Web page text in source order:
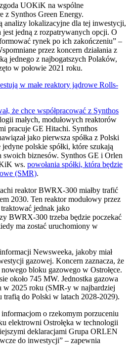
UOKiK na wspólne
z Synthos Green Energy.
analizy lokalizacyjne dla tej inwestycji,
jest jedną z rozpatrywanych opcji. O
rynek po ich zakończeniu” –
przez koncern działania z
jednego z najbogatszych Polaków,
w połowie 2021 roku.
w małe reaktory jądrowe Rolls-
że chce współpracować z Synthos
małych, modułowych reaktorów
pracuje GE Hitachi. Synthos
jako pierwsza spółka z Polski
polskie spółki, które szukają
swoich biznesów. Synthos GE i Orlen
ws. powołania spółki, która będzie
(SMR).
reaktor BWRX-300 miałby trafić
2030. Ten reaktor modułowy przez
jednak jako
BWRX-300 trzeba będzie poczekać
ma zostać uruchomiony w
Newsweeka, jakoby miał
gazowej. Koncern zaznacza, że
bloku gazowego w Ostrołęce.
około 745 MW. Jednostka gazowa
w 2025 roku (SMR-y w najbardziej
trafią do Polski w latach 2028-2029).
informacjom o rzekomym porzuceniu
elektrowni Ostrołęka w technologii
deklaracjami Grupa ORLEN
do inwestycji” – zapewnia